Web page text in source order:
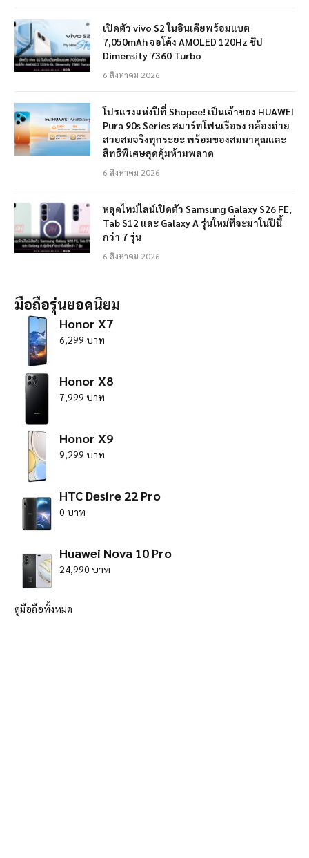
เปิดตัว vivo S2 ในอินเดียพร้อมแบต
7,050mAh จอโค้ง AMOLED 120Hz ชิป
Dimensity 7360 Turbo
6 สิงหาคม 2026
โปรแรงแห่งปีที่ Shopee! เป็นเจ้าของ HUAWEI
Pura 90s Series สมาร์ทโฟนเรือธง กล้องถ่าย
สวยสมจริงทุกระยะ พร้อมของสมนาคุณและ
สิทธิพิเศษสุดคุ้มห้ามพลาด
6 สิงหาคม 2026
หลุดไทม์ไลน์เปิดตัว Samsung Galaxy S26 FE,
Tab S12 และ Galaxy A รุ่นใหม่ที่จะมาในปีนี้
กว่า 7 รุ่น
6 สิงหาคม 2026
มือถือรุ่นยอดนิยม
Honor X7
6,299 บาท
Honor X8
7,999 บาท
Honor X9
9,299 บาท
HTC Desire 22 Pro
0 บาท
Huawei Nova 10 Pro
24,990 บาท
ดูมือถือทั้งหมด